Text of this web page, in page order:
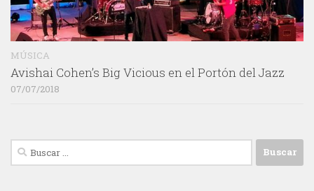
MÚSICA
Avishai Cohen’s Big Vicious en el Portón del Jazz
07/07/2018
Buscar: